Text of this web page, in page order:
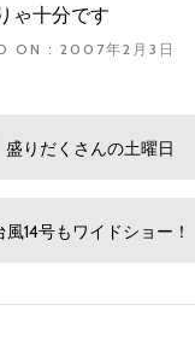
ゃ十分です
ON : 2007年2月3日
過
投
盛りだくさんの土曜日
:
風14号もワイドショー！